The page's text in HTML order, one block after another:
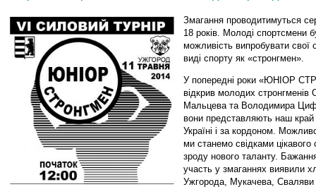
Змагання проводитимуться
18 років. Молоді спортсмени
можливість випробувати свої
виді спорту як «стронгмен».
У попередні роки «ЮНІОР
відкрив молодих стронгменів
Мальцева та Володимира
вони представляють наш край
Україні і за кордоном.
ми станемо свідками цікавого
зроду нового таланту.
участь у змаганнях виявили
Ужгорода, Мукачева,